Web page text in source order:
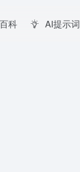
科 AI提示词